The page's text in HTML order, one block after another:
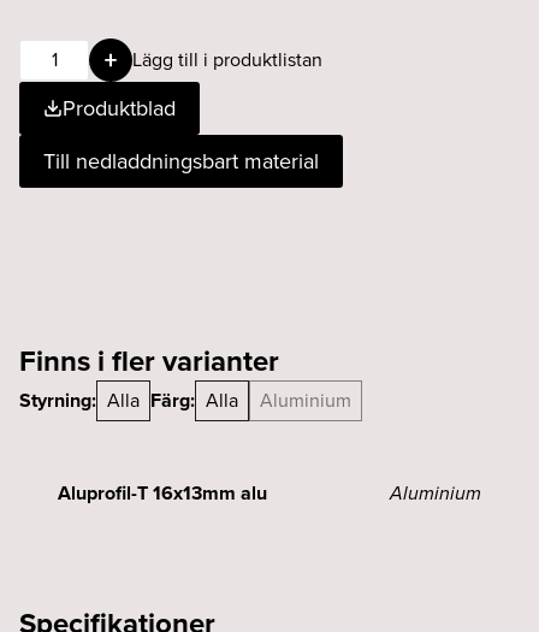
Aluprofil-
T
16x7mm
alu
mängd
Lägg till i produktlistan
Produktblad
Till nedladdningsbart material
Finns i fler varianter
Styrning: Alla Färg: Alla Aluminium
Aluprofil-T 16x13mm alu Aluminium